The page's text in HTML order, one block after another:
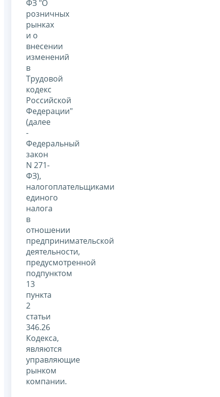
ФЗ "О
розничных
рынках
и о
внесении
изменений
в
Трудовой
кодекс
Российской
Федерации"
(далее
-
Федеральный
закон
N 271-
ФЗ),
налогоплательщиками
единого
налога
в
отношении
предпринимательской
деятельности,
предусмотренной
подпунктом
13
пункта
2
статьи
346.26
Кодекса,
являются
управляющие
рынком
компании.